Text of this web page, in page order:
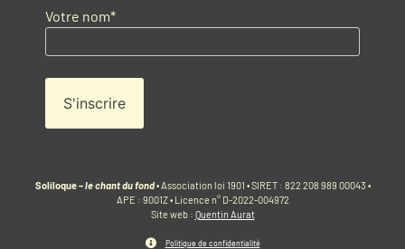
Votre nom*
Soliloque –le chant du fond• Association loi 1901 • SIRET : 822 208 989 00043 •
APE : 9001Z • Licence n° D-2022-004972
Site web : Quentin Aurat
Politique de confidentialité